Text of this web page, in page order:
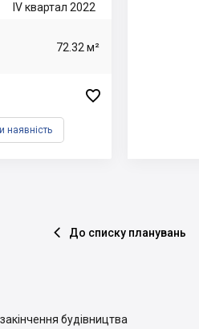
IV квартал 2022
72.32 м²

наявність
 До списку планувань
будівництва